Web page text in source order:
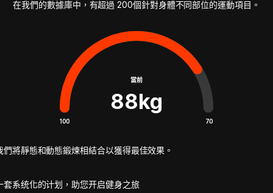
在我們的數據庫中，有超過 200個針對身體不同部位的運動項目。
當前
88kg
100 70
們將靜態和動態鍛煉相結合以獲得最佳效果。
套系统化的计划，助您开启健身之旅